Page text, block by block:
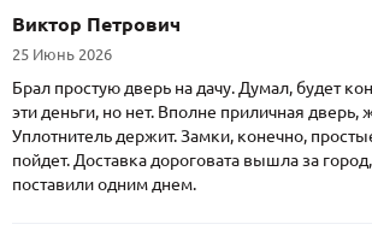
Виктор Петрович
25 Июнь 2026
Брал простую дверь на дачу. Думал, будет
эти деньги, но нет. Вполне приличная дверь,
Уплотнитель держит. Замки, конечно,
пойдет. Доставка дороговата вышла за
поставили одним днем.